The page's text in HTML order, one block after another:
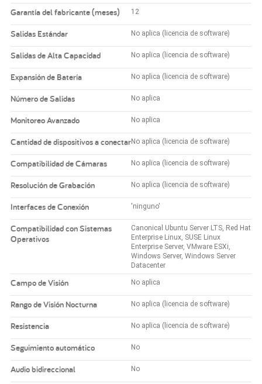
Garantía del fabricante (meses) 12
Salidas Estándar No aplica (licencia de software)
Salidas de Alta Capacidad No aplica (licencia de software)
Expansión de Batería No aplica (licencia de software)
Número de Salidas No aplica
Monitoreo Avanzado No aplica
Cantidad de dispositivos a conectarNo aplica (licencia de software)
Compatibilidad de Cámaras No aplica (licencia de software)
Resolución de Grabación No aplica (licencia de software)
Interfaces de Conexión 'ninguno'
Compatibilidad con Sistemas
Operativos
Canonical Ubuntu Server LTS, Red Hat
Enterprise Linux, SUSE Linux
Enterprise Server, VMware ESXi,
Windows Server, Windows Server
Datacenter
Campo de Visión No aplica
Rango de Visión Nocturna No aplica (licencia de software)
Resistencia No aplica (licencia de software)
Seguimiento automático No
Audio bidireccional No